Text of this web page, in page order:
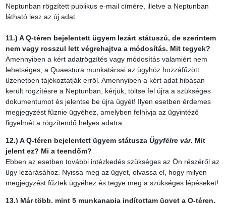
Neptunban rögzített publikus e-mail címére, illetve a Neptunban
látható lesz az új adat.
11.) A Q-téren bejelentett ügyem lezárt státuszú, de szerintem
nem vagy rosszul lett végrehajtva a módosítás. Mit tegyek?
Amennyiben a kért adatrögzítés vagy módosítás valamiért nem
lehetséges, a Quaestura munkatársai az ügyhöz hozzáfűzött
üzenetben tájékoztatják erről. Amennyiben a kért adat hibásan
került rögzítésre a Neptunban, kérjük, töltse fel újra a szükséges
dokumentumot és jelentse be újra ügyét! Ilyen esetben érdemes
megjegyzést fűznie ügyéhez, amelyben felhívja az ügyintéző
figyelmét a rögzítendő helyes adatra.
12.) A Q-téren bejelentett ügyem státusza Ügyfélre vár. Mit
jelent ez? Mi a teendőm?
Ebben az esetben további intézkedés szükséges az Ön részéről az
ügy lezárásához. Nyissa meg az ügyet, olvassa el, hogy milyen
megjegyzést fűztek ügyéhez és tegye meg a szükséges lépéseket!
13.) Már több, mint 5 munkanapja indítottam ügyet a Q-téren,